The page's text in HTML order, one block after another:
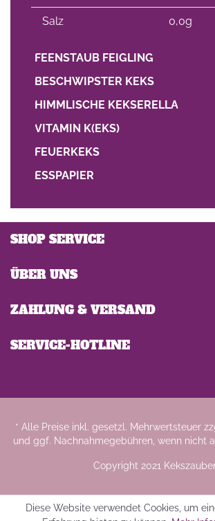
Salz 0,0g
FEENSTAUB FEIGLING
BESCHWIPSTER KEKS
HIMMLISCHE KEKSERELLA
VITAMIN K(EKS)
FEUERKEKS
ESSPAPIER
SERVICE-HOTLINE
SHOP SERVICE
ÜBER UNS
ZAHLUNG & VERSAND
* Alle Preise inkl. gesetzl. Mehrwertsteuer
und ggf. Nachnahmegebühren, wenn nicht
Copyright 2021
Diese Website verwendet Cookies, um